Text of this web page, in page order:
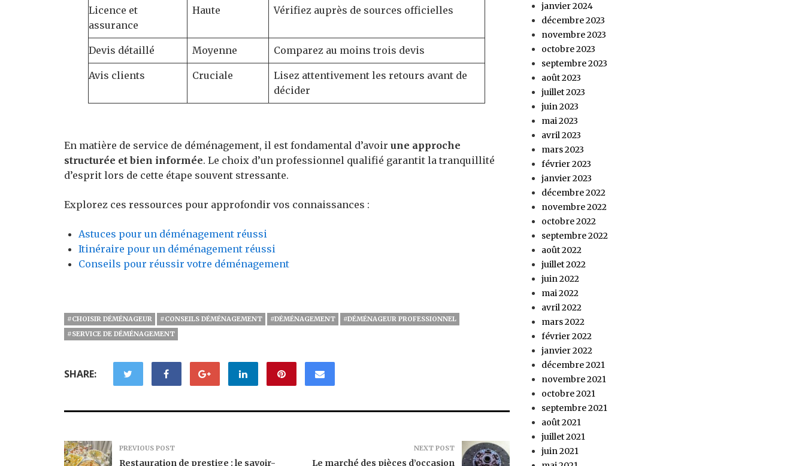
Licence et
assurance
Haute Vérifiez auprès de sources officielles
Devis détaillé Moyenne Comparez au moins trois devis
Avis clients Cruciale
Lisez attentivement les retours avant de
décider
En matière de service de déménagement, il est fondamental d’avoir une approche
structurée et bien informée. Le choix d’un professionnel qualifié garantit la tranquillité
d’esprit lors de cette étape souvent stressante.
Explorez ces ressources pour approfondir vos connaissances :
Astuces pour un déménagement réussi
Itinéraire pour un déménagement réussi
Conseils pour réussir votre déménagement
#CHOISIR DÉMÉNAGEUR #CONSEILS DÉMÉNAGEMENT #DÉMÉNAGEMENT
#DÉMÉNAGEUR PROFESSIONNEL
#SERVICE DE DÉMÉNAGEMENT
SHARE:
PREVIOUS POST
Restauration de prestige : le savoir-
NEXT POST
Le marché des pièces d’occasion
janvier 2024
décembre 2023
novembre 2023
octobre 2023
septembre 2023
août 2023
juillet 2023
juin 2023
mai 2023
avril 2023
mars 2023
février 2023
janvier 2023
décembre 2022
novembre 2022
octobre 2022
septembre 2022
août 2022
juillet 2022
juin 2022
mai 2022
avril 2022
mars 2022
février 2022
janvier 2022
décembre 2021
novembre 2021
octobre 2021
septembre 2021
août 2021
juillet 2021
juin 2021